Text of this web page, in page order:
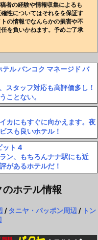
者の経験や情報収集によるも
性についてはそれをを保証す
の情報でなんらかの損害や不
を負いかねます。予めご了承
ル バンコク マネージド バ
スタッフ対応も高評価多し！
ことない。
カにもすぐに向かえます。夜
スも良いホテル！
ット 4
ン、もちろんナナ駅にも近
があるホテルだ！
ホテル情報
/タニヤ・パッポン周辺/ トン